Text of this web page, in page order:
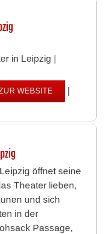
in Leipzig |
WEBSITE |
öffnet seine
Theater lieben,
und sich
in der
Passage,